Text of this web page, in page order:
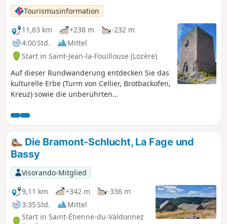
Schwierigkeitsgrad: E2/T2/R1 (gemäß
Klassifizierung der FFrandonnée).
Tourismusinformation
11,63 km
+238 m
-232 m
4:00 Std.
Mittel
Start in Saint-Jean-la-Fouillouse (Lozère)
Auf dieser Rundwanderung entdecken Sie das
kulturelle Erbe (Turm von Cellier, Brotbackofen,
Kreuz) sowie die unberührten
la Fouillouse.
Die Bramont-Schlucht, La Fage und
Bassy
Visorando-Mitglied
9,11 km
+342 m
-336 m
3:35 Std.
Mittel
Start in Saint-Étienne-du-Valdonnez